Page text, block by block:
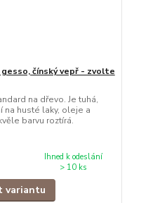
čínský vepř - zvolte
na dřevo. Je tuhá,
na husté laky, oleje a
barvu roztírá.
Ihned k odeslání
> 10 ks
variantu